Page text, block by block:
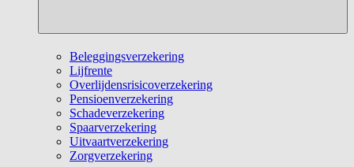
Beleggingsverzekering
Lijfrente
Overlijdensrisicoverzekering
Pensioenverzekering
Schadeverzekering
Spaarverzekering
Uitvaartverzekering
Zorgverzekering